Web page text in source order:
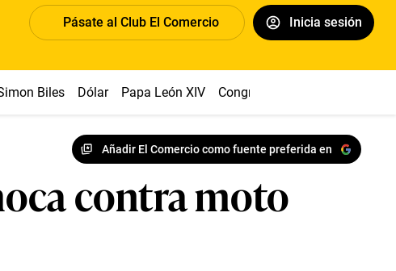
Pásate al Club El Comercio Inicia sesión
Biles Dólar Papa León XIV Congreso
Añadir El Comercio como fuente preferida en
contra moto